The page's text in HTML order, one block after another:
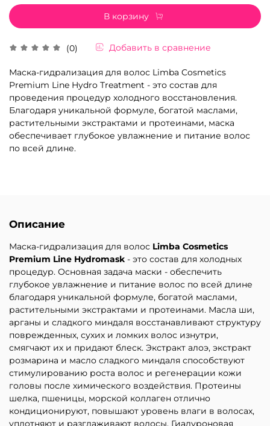
(0) Добавить в сравнение
В корзину
Маска-гидрализация для волос Limba Cosmetics
Premium Line Hydro Treatment - это состав для
проведения процедур холодного восстановления.
Благодаря уникальной формуле, богатой маслами,
растительными экстрактами и протеинами, маска
обеспечивает глубокое увлажнение и питание волос
по всей длине.
Описание
Маска-гидрализация для волос Limba Cosmetics
Premium Line Hydromask - это состав для холодных
процедур. Основная задача маски - обеспечить
глубокое увлажнение и питание волос по всей длине
благодаря уникальной формуле, богатой маслами,
растительными экстрактами и протеинами. Масла ши,
арганы и сладкого миндаля восстанавливают структуру
поврежденных, сухих и ломких волос изнутри,
смягчают их и придают блеск. Экстракт алоэ, экстракт
розмарина и масло сладкого миндаля способствуют
стимулированию роста волос и регенерации кожи
головы после химического воздействия. Протеины
шелка, пшеницы, морской коллаген отлично
кондиционируют, повышают уровень влаги в волосах,
уплотняют и разглаживают волосы. Гиалуроновая